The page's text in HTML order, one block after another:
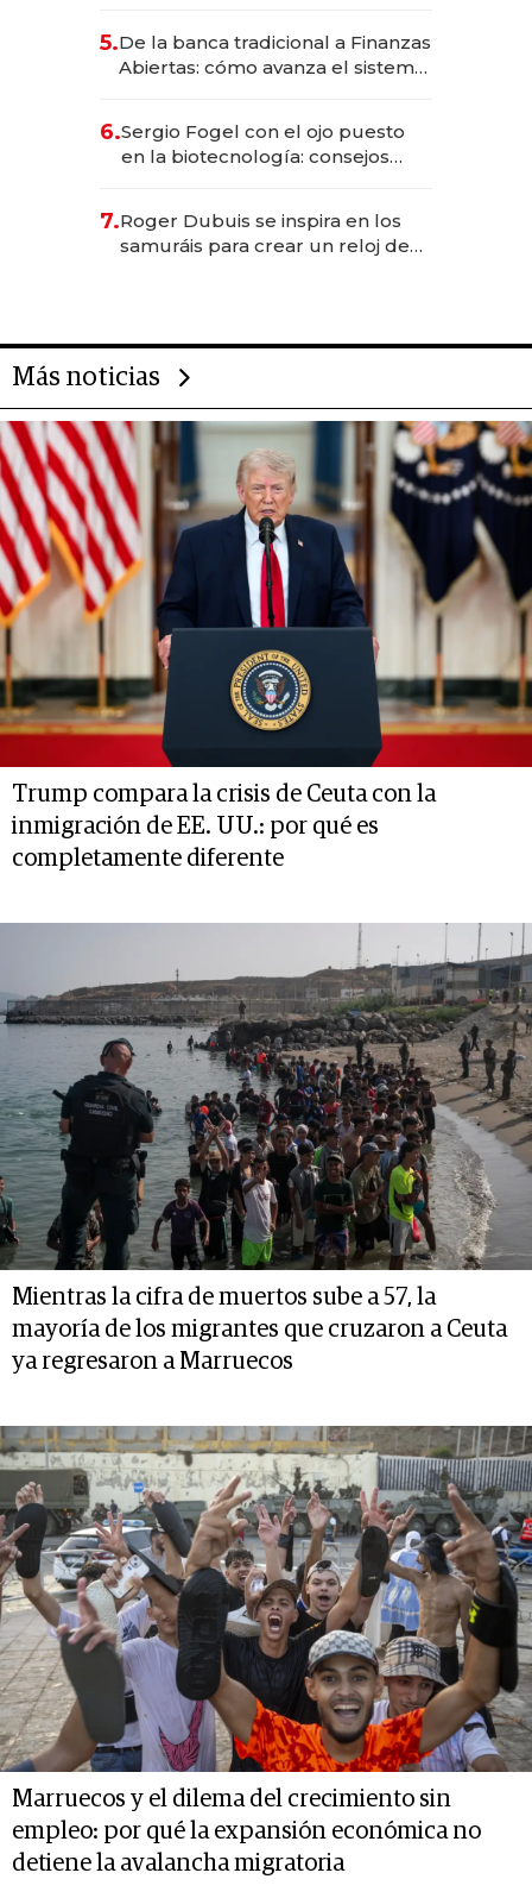
5.De la banca tradicional a Finanzas
Abiertas: cómo avanza el sistema
6.Sergio Fogel con el ojo puesto
en la biotecnología: consejos
rol de la IA
7.Roger Dubuis se inspira en los
samuráis para crear un reloj de
Más noticias
Trump compara la crisis de Ceuta con la
inmigración de EE. UU.: por qué es
completamente diferente
Mientras la cifra de muertos sube a 57, la
mayoría de los migrantes que cruzaron a Ceuta
ya regresaron a Marruecos
Marruecos y el dilema del crecimiento sin
empleo: por qué la expansión económica no
detiene la avalancha migratoria